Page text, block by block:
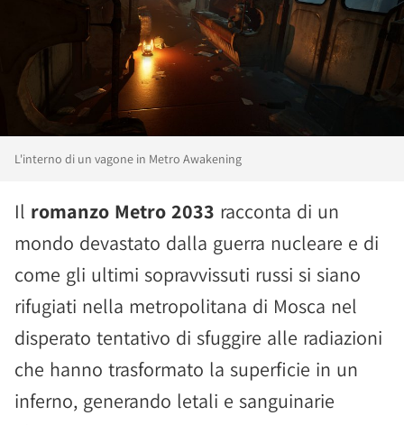
L'interno di un vagone in Metro Awakening
Il romanzo Metro 2033 racconta di un
mondo devastato dalla guerra nucleare e di
come gli ultimi sopravvissuti russi si siano
rifugiati nella metropolitana di Mosca nel
disperato tentativo di sfuggire alle radiazioni
che hanno trasformato la superficie in un
inferno, generando letali e sanguinarie